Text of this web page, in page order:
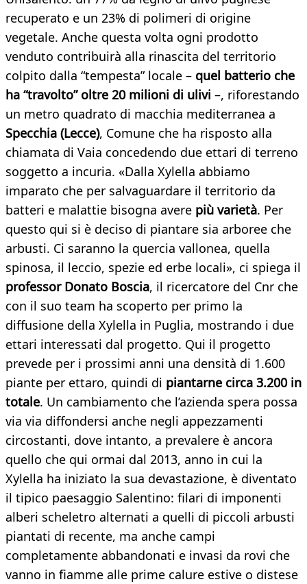
recuperato e un 23% di polimeri di origine
vegetale. Anche questa volta ogni prodotto
venduto contribuirà alla rinascita del territorio
colpito dalla “tempesta” locale – quel batterio che
ha “travolto” oltre 20 milioni di ulivi –, riforestando
un metro quadrato di macchia mediterranea a
Specchia (Lecce), Comune che ha risposto alla
chiamata di Vaia concedendo due ettari di terreno
soggetto a incuria. «Dalla Xylella abbiamo
imparato che per salvaguardare il territorio da
batteri e malattie bisogna avere più varietà. Per
questo qui si è deciso di piantare sia arboree che
arbusti. Ci saranno la quercia vallonea, quella
spinosa, il leccio, spezie ed erbe locali», ci spiega il
professor Donato Boscia, il ricercatore del Cnr che
con il suo team ha scoperto per primo la
diffusione della Xylella in Puglia, mostrando i due
ettari interessati dal progetto. Qui il progetto
prevede per i prossimi anni una densità di 1.600
piante per ettaro, quindi di piantarne circa 3.200 in
totale. Un cambiamento che l’azienda spera possa
via via diffondersi anche negli appezzamenti
circostanti, dove intanto, a prevalere è ancora
quello che qui ormai dal 2013, anno in cui la
Xylella ha iniziato la sua devastazione, è diventato
il tipico paesaggio Salentino: filari di imponenti
alberi scheletro alternati a quelli di piccoli arbusti
piantati di recente, ma anche campi
completamente abbandonati e invasi da rovi che
vanno in fiamme alle prime calure estive o distese